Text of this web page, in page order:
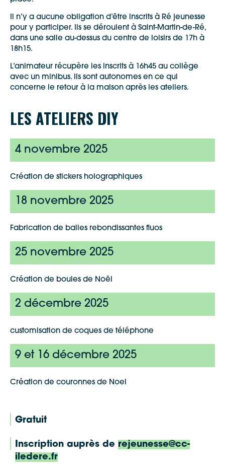
Il n’y a aucune obligation d’être inscrits à Ré jeunesse
pour y participer. Ils se déroulent à Saint-Martin-de-Ré,
dans une salle au-dessus du centre de loisirs de 17h à
18h15.
L’animateur récupère les inscrits à 16h45 au collège
avec un minibus. Ils sont autonomes en ce qui
concerne le retour à la maison après les ateliers.
LES ATELIERS DIY
4 novembre 2025
Création de stickers holographiques
18 novembre 2025
Fabrication de balles rebondissantes fluos
25 novembre 2025
Création de boules de Noël
2 décembre 2025
customisation de coques de téléphone
9 et 16 décembre 2025
Création de couronnes de Noel
Gratuit
Inscription auprès de rejeunesse@cc-
iledere.fr